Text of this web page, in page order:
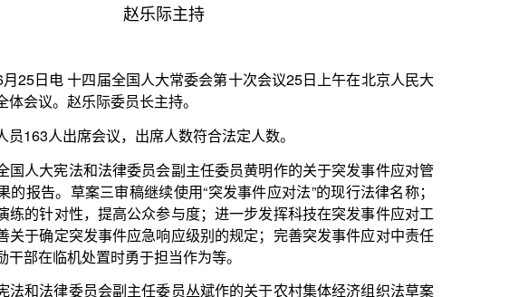
赵乐际主持
国人大常委会第十次会议25日上午在北京人民大
员长主持。
，出席人数符合法定人数。
委员会副主任委员黄明作的关于突发事件应对管
稿继续使用“突发事件应对法”的现行法律名称；
公众参与度；进一步发挥科技在突发事件应对工
应急响应级别的规定；完善突发事件应对中责任
勇于担当作为等。
主任委员丛斌作的关于农村集体经济组织法草案
完善关于农村集体经济组织成员定义、成员确认
更好保障农村集体经济组织成员的合法权益；完
；处理好农村集体经济组织法与农村集体产权制
农村集体产权制度改革成果。